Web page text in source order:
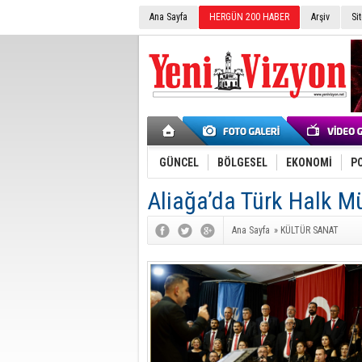
Ana Sayfa HERGÜN 200 HABER Arşiv
GÜNCEL BÖLGESEL EKONOMİ
Aliağa’da Türk Halk
Ana Sayfa » KÜLTÜR SANAT